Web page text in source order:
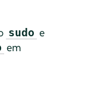
sudo e
em